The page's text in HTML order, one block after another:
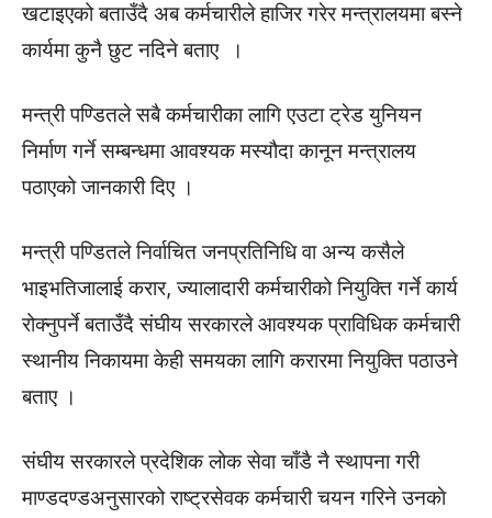
खटाइएको बताउँदै अब कर्मचारीले हाजिर गरेर मन्त्रालयमा बस्ने
कार्यमा कुनै छुट नदिने बताए ।
मन्त्री पण्डितले सबै कर्मचारीका लागि एउटा ट्रेड युनियन
निर्माण गर्ने सम्बन्धमा आवश्यक मस्यौदा कानून मन्त्रालय
पठाएको जानकारी दिए ।
मन्त्री पण्डितले निर्वाचित जनप्रतिनिधि वा अन्य कसैले
भाइभतिजालाई करार, ज्यालादारी कर्मचारीको नियुक्ति गर्ने कार्य
रोक्नुपर्ने बताउँदै संघीय सरकारले आवश्यक प्राविधिक कर्मचारी
स्थानीय निकायमा केही समयका लागि करारमा नियुक्ति पठाउने
बताए ।
संघीय सरकारले प्रदेशिक लोक सेवा चाँडै नै स्थापना गरी
माण्डदण्डअनुसारको राष्ट्रसेवक कर्मचारी चयन गरिने उनकाे